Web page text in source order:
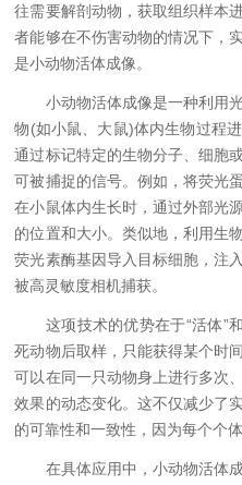
往需要解剖动物，获取组织样本
者能够在不伤害动物的情况下，
是小动物活体成像。
小动物活体成像是一种利用光
物(如小鼠、大鼠)体内生物过程
通过标记特定的生物分子、细胞
可被捕捉的信号。例如，将荧光
在小鼠体内生长时，通过外部光
的位置和大小。类似地，利用生
荧光素酶基因导入目标细胞，注
被高灵敏度相机捕获。
这项技术的优势在于“活体”和
死动物后取样，只能获得某个时
可以在同一只动物身上进行多次
效果的动态变化。这不仅减少了
的可靠性和一致性，因为每个个
在具体应用中，小动物活体成